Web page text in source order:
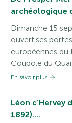
archéologique
Dimanche 15
ouvert ses
européennes du
Coupole du
En savoir plus
Léon d’Hervey
1892).…